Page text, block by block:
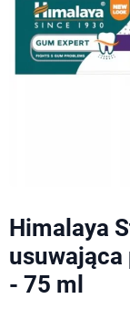
Himalaya
- 75 ml